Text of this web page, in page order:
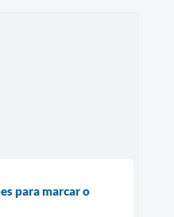
para marcar o